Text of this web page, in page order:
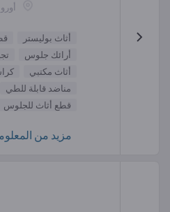
أثاث بوليستر
أرائك جلوس
أثاث مكتبي
مناضد قابلة للطي
قطع أثاث للجلوس
مزيد من